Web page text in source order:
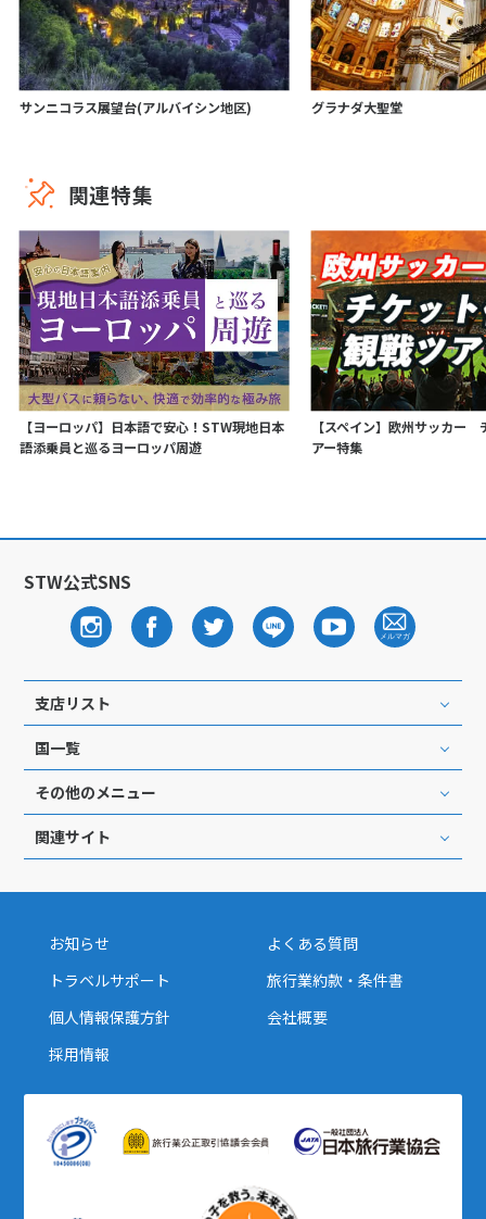
サンニコラス展望台(アルバイシン地区) グラナダ大聖堂
関連特集
【ヨーロッパ】日本語で安心！STW現地日本
語添乗員と巡るヨーロッパ周遊
【スペイン】欧州サッカー
アー特集
STW公式SNS
支店リスト
国一覧
その他のメニュー
関連サイト
お知らせ
よくある質問
トラベルサポート
旅行業約款・条件書
個人情報保護方針
会社概要
採用情報